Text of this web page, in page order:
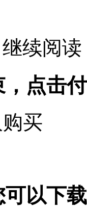
继续阅读
，点击
购买
以下